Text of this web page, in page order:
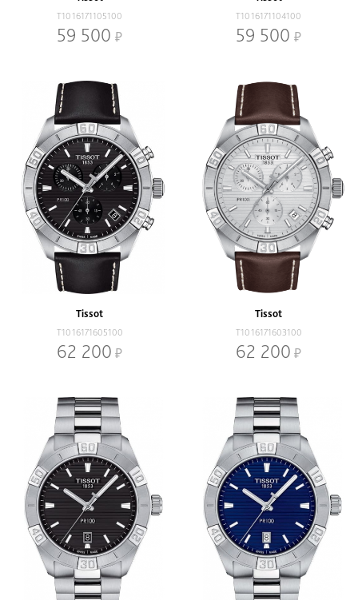
T1016171105100
59 500
T1016171104100
59 500
Tissot
T1016171605100
62 200
Tissot
T1016171603100
62 200